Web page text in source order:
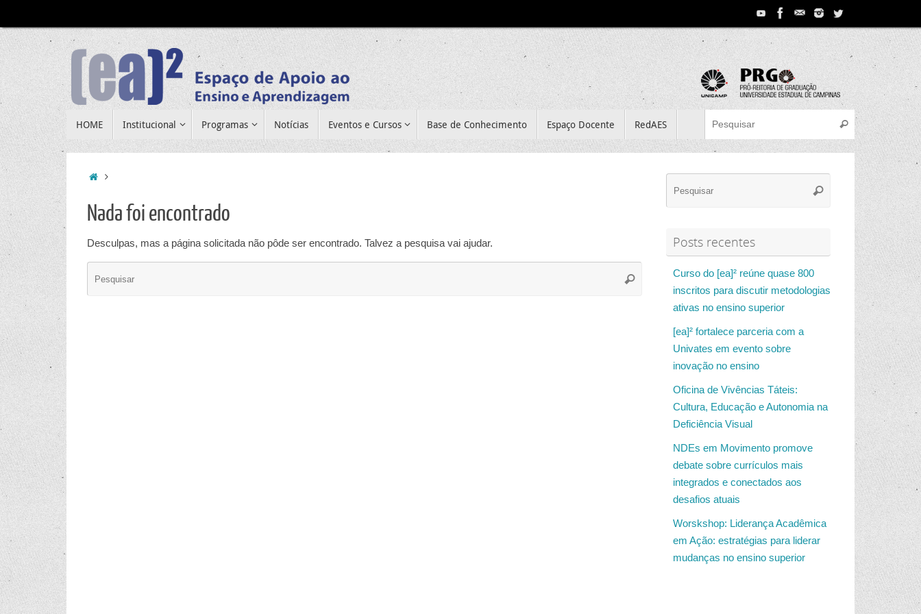
para
conteúdo
para
conteúdo
HOME Institucional Programas Notícias Eventos e Cursos Base de Conhecimento Espaço Docente RedAES
Search for:
Pesquisar
Home
Nada foi encontrado
Desculpas, mas a página solicitada não pôde ser encontrado. Talvez a pesquisa vai ajudar.
Search
Pesquisar
Pesquisar
Posts recentes
Curso do [ea]² reúne quase 800
inscritos para discutir metodologias
ativas no ensino superior
[ea]² fortalece parceria com a
Univates em evento sobre
inovação no ensino
Oficina de Vivências Táteis:
Cultura, Educação e Autonomia na
Deficiência Visual
NDEs em Movimento promove
debate sobre currículos mais
integrados e conectados aos
desafios atuais
Worskshop: Liderança Acadêmica
em Ação: estratégias para liderar
mudanças no ensino superior